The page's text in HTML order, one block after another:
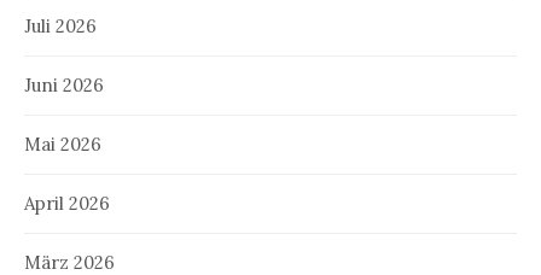
Juli 2026
Juni 2026
Mai 2026
April 2026
März 2026